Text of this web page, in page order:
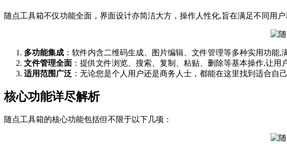
随点工具箱不仅功能全面，界面设计亦简洁大方，操作人性化,旨在满足不同用户
多功能集成 ：软件内含二维码生成、图片编辑、文件管理等多种实用功能,
文件管理全面 ：提供文件浏览、搜索、复制、粘贴、删除等基本操作,让用
适用范围广泛 ：无论您是个人用户还是商务人士，都能在这里找到适合自
核心功能详尽解析
随点工具箱的核心功能包括但不限于以下几项：